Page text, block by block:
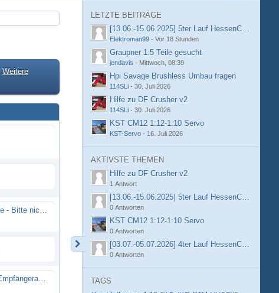
Weitere
Spammail von Info@rcweb.de - Bitte nicht auf den Link klicken
X-Ray RX8 mir Motor Reso Empfängerakku
LETZTE BEITRÄGE
[13.06.-15.06.2025] 5ter Lauf HessenCup OR8 /
Elektroman99 - Vor 18 Stunden
Graupner 1:5 Teile gesucht
jendavis - Mittwoch, 08:39
Hpi Savage Brushless Umbau fragen
114SLi - 30. Juli 2026
Hilfe zu DF Crusher v2
114SLi - 30. Juli 2026
KST CM12 1:12-1:10 Servo
KST-Servo - 16. Juli 2026
AKTIVSTE THEMEN
Hilfe zu DF Crusher v2
1 Antwort
[13.06.-15.06.2025] 5ter Lauf HessenCup OR8 /
0 Antworten
KST CM12 1:12-1:10 Servo
0 Antworten
[03.07.-05.07.2026] 4ter Lauf HessenCup OR8 /
0 Antworten
TAGS